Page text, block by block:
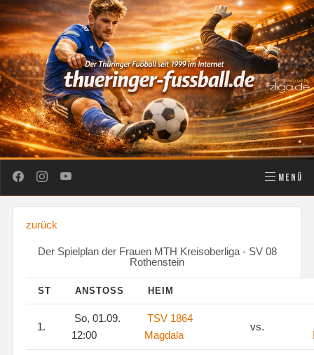
MENÜ
zurück
Der Spielplan der Frauen MTH Kreisoberliga - SV 08
Rothenstein
ST ANSTOSS HEIM
1.
So, 01.09.
12:00
TSV 1864
Magdala
vs.